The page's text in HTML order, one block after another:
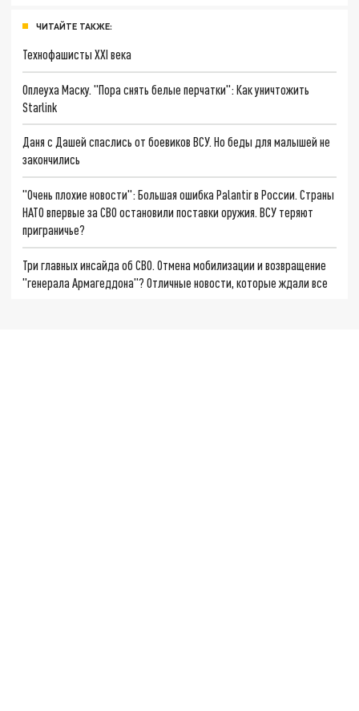
ЧИТАЙТЕ ТАКЖЕ:
Технофашисты XXI века
Оплеуха Маску. "Пора снять белые перчатки": Как уничтожить
Starlink
Даня с Дашей спаслись от боевиков ВСУ. Но беды для малышей не
закончились
"Очень плохие новости": Большая ошибка Palantir в России. Страны
НАТО впервые за СВО остановили поставки оружия. ВСУ теряют
приграничье?
Три главных инсайда об СВО. Отмена мобилизации и возвращение
"генерала Армагеддона"? Отличные новости, которые ждали все